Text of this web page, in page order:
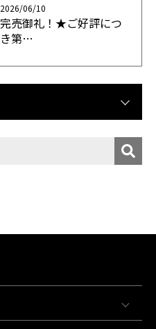
2026/06/10
完売御礼！★ご好評につ
き第…